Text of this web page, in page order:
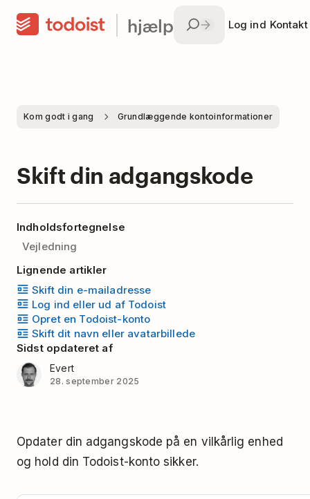
hjælp Log ind
Kom godt i gang Grundlæggende kontoinformationer
Skift din adgangskode
Indholdsfortegnelse
Vejledning
Lignende artikler
Skift din e-mailadresse
Log ind eller ud af Todoist
Opret en Todoist-konto
Skift dit navn eller avatarbillede
Sidst opdateret af
Evert
28. september 2025
Opdater din adgangskode på en vilkårlig enhed
og hold din Todoist-konto sikker.